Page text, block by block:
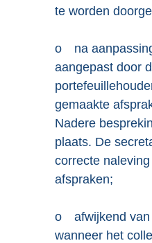
te worden
o
na
aangepast door
gemaakte
Nadere
plaats. De
correcte
afspraken;
o
afwijkend
wanneer het